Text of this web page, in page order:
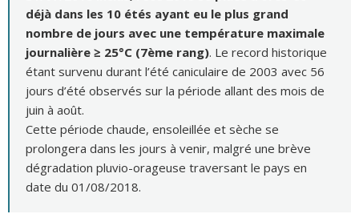
déjà dans les 10 étés ayant eu le plus grand
nombre de jours avec une température maximale
journalière ≥ 25°C (7ème rang). Le record historique
étant survenu durant l’été caniculaire de 2003 avec 56
jours d’été observés sur la période allant des mois de
juin à août.
Cette période chaude, ensoleillée et sèche se
prolongera dans les jours à venir, malgré une brève
dégradation pluvio-orageuse traversant le pays en
date du 01/08/2018.